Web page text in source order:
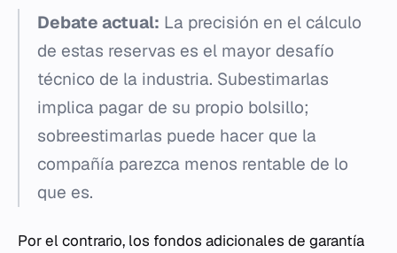
Debate actual: La precisión en el cálculo
de estas reservas es el mayor desafío
técnico de la industria. Subestimarlas
implica pagar de su propio bolsillo;
sobreestimarlas puede hacer que la
compañía parezca menos rentable de lo
que es.
Por el contrario, los fondos adicionales de garantía